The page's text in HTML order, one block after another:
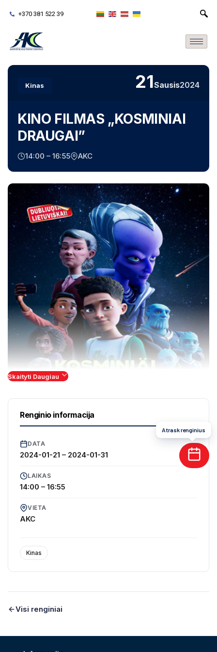
+370 381 522 39
Kinas 21Sausis2024
KINO FILMAS „KOSMINIAI
DRAUGAI”
14:00 – 16:55 AKC
Kosminiai draugai (dubliuotas)
Headspace (dubbed) (2024)
Žanras: Animacija, nuotykių, šeimos
Sukurta: Pietų Afrikos Respublika
Skaityti Daugiau
Renginio informacija
DATA
2024-01-21 – 2024-01-31
LAIKAS
14:00 – 16:55
VIETA
AKC
Kinas
Visi renginiai
Atrask renginius